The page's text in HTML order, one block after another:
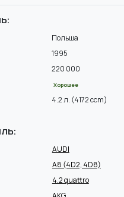
Польша
1995
220 000
Хорошее
4.2 л. (4172 ccm)
AUDI
A8 (4D2, 4D8)
4.2 quattro